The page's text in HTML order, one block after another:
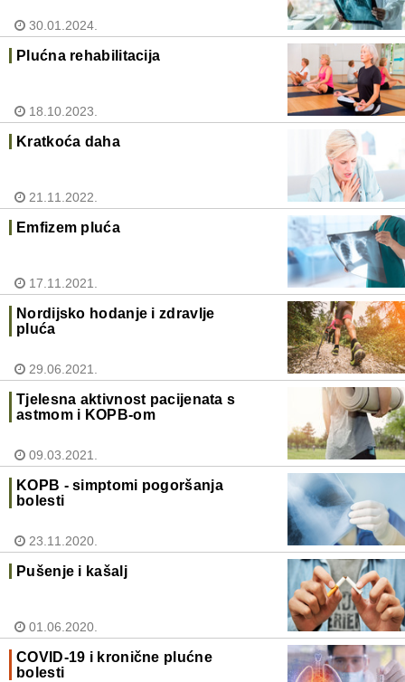
30.01.2024.
Plućna rehabilitacija
18.10.2023.
Kratkoća daha
21.11.2022.
Emfizem pluća
17.11.2021.
Nordijsko hodanje i zdravlje
pluća
29.06.2021.
Tjelesna aktivnost pacijenata s
astmom i KOPB-om
09.03.2021.
KOPB - simptomi pogoršanja
bolesti
23.11.2020.
Pušenje i kašalj
01.06.2020.
COVID-19 i kronične plućne
bolesti